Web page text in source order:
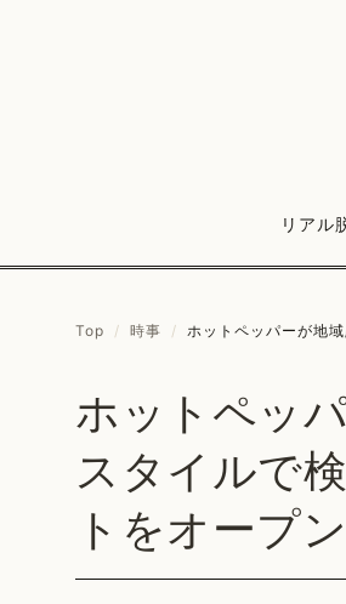
リアル
Top / 時事 / ホットペッパーが地
ホットペッ
スタイルで
トをオープン